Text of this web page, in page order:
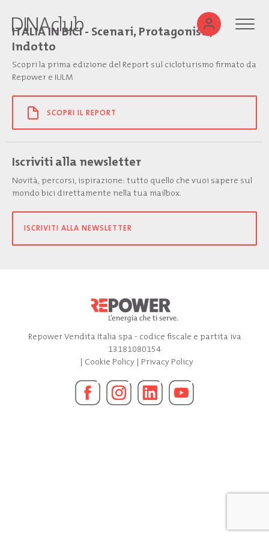
ITALIA IN BICI - Scenari, Protagonisti,
Indotto
Scopri la prima edizione del Report sul cicloturismo firmato da
Repower e IULM
SCOPRI IL REPORT
Iscriviti alla newsletter
Novità, percorsi, ispirazione: tutto quello che vuoi sapere sul
mondo bici direttamente nella tua mailbox.
ISCRIVITI ALLA NEWSLETTER
Repower Vendita Italia spa - codice fiscale e partita iva
13181080154
| Cookie Policy| Privacy Policy